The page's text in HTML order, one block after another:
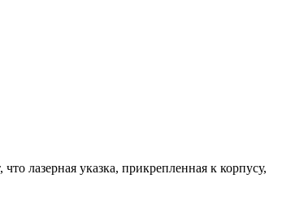
лазерная указка, прикрепленная к корпусу,